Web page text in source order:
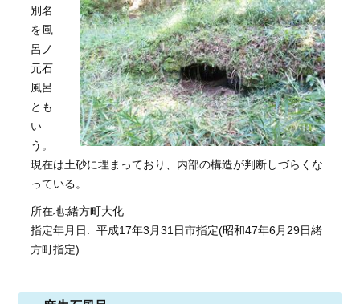
別名
を風
呂ノ
元石
風呂
とも
い
う。
現在は土砂に埋まっており、内部の構造が判断しづらくな
っている。
所在地:緒方町大化
指定年月日: 平成17年3月31日市指定(昭和47年6月29日緒
方町指定)